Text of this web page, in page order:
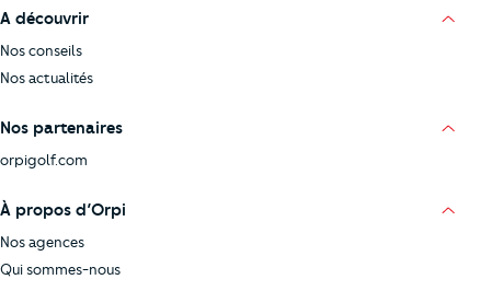
A découvrir
Nos conseils
Nos actualités
Nos partenaires
orpigolf.com
À propos d’Orpi
Nos agences
Qui sommes-nous